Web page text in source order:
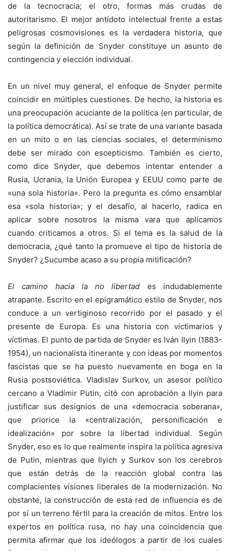
de la tecnocracia; el otro, formas más crudas de
autoritarismo. El mejor antídoto intelectual frente a estas
peligrosas cosmovisiones es la verdadera historia, que
según la definición de Snyder constituye un asunto de
contingencia y elección individual.
En un nivel muy general, el enfoque de Snyder permite
coincidir en múltiples cuestiones. De hecho, la historia es
una preocupación acuciante de la política (en particular, de
la política democrática). Así se trate de una variante basada
en un mito o en las ciencias sociales, el determinismo
debe ser mirado con escepticismo. También es cierto,
como dice Snyder, que debemos intentar entender a
Rusia, Ucrania, la Unión Europea y EEUU como parte de
«una sola historia». Pero la pregunta es cómo ensamblar
esa «sola historia»; y el desafío, al hacerlo, radica en
aplicar sobre nosotros la misma vara que aplicamos
cuando criticamos a otros. Si el tema es la salud de la
democracia, ¿qué tanto la promueve el tipo de historia de
Snyder? ¿Sucumbe acaso a su propia mitificación?
El camino hacia la no libertad es indudablemente
atrapante. Escrito en el epigramático estilo de Snyder, nos
conduce a un vertiginoso recorrido por el pasado y el
presente de Europa. Es una historia con victimarios y
víctimas. El punto de partida de Snyder es Iván Ilyin (1883-
1954), un nacionalista itinerante y con ideas por momentos
fascistas que se ha puesto nuevamente en boga en la
Rusia postsoviética. Vladislav Surkov, un asesor político
cercano a Vladímir Putin, citó con aprobación a Ilyin para
justificar sus designios de una «democracia soberana»,
que priorice la «centralización, personificación e
idealización» por sobre la libertad individual. Según
Snyder, eso es lo que realmente inspira la política agresiva
de Putin, mientras que Ilyich y Surkov son los cerebros
que están detrás de la reacción global contra las
complacientes visiones liberales de la modernización. No
obstante, la construcción de esta red de influencia es de
por sí un terreno fértil para la creación de mitos. Entre los
expertos en política rusa, no hay una coincidencia que
permita afirmar que los ideólogos a partir de los cuales